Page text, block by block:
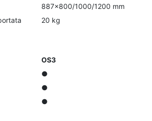
887x800/1000/1200 mm
20 kg
OS3
●
●
●